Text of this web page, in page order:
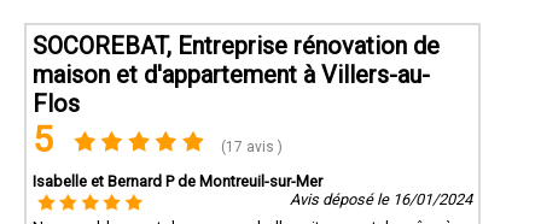
SOCOREBAT, Entreprise rénovation de
maison et d'appartement à Villers-au-
Flos
5 (17 avis )
Isabelle et Bernard P de Montreuil-sur-Mer
Avis déposé le 16/01/2024